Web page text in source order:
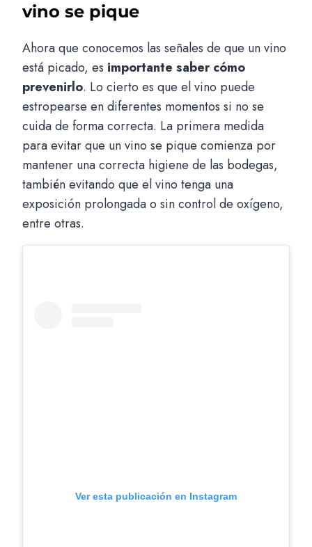
vino se pique
Ahora que conocemos las señales de que un vino
está picado, es importante saber cómo
prevenirlo. Lo cierto es que el vino puede
estropearse en diferentes momentos si no se
cuida de forma correcta. La primera medida
para evitar que un vino se pique comienza por
mantener una correcta higiene de las bodegas,
también evitando que el vino tenga una
exposición prolongada o sin control de oxígeno,
entre otras.
Ver esta publicación en Instagram